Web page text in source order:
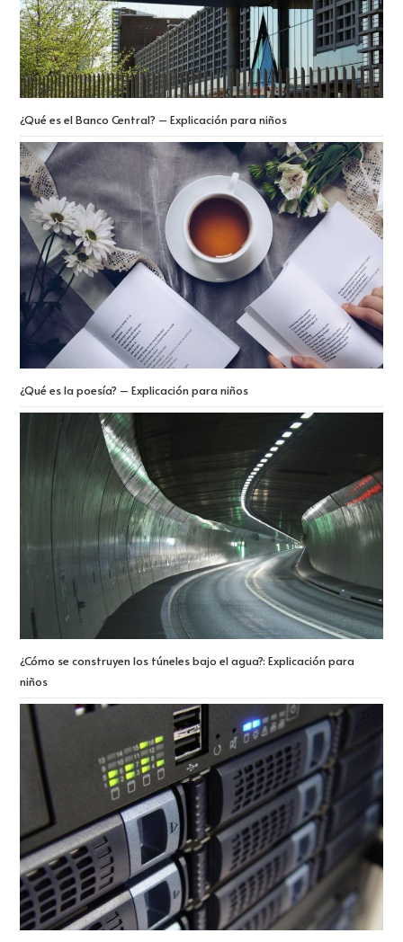
¿Qué es el Banco Central? – Explicación para niños
¿Qué es la poesía? – Explicación para niños
¿Cómo se construyen los túneles bajo el agua?: Explicación para
niños